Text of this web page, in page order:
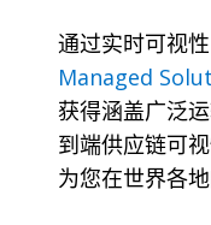
通过实时可视
Managed
获得涵盖广泛
到端供应链可
为您在世界各